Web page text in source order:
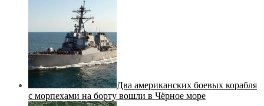
Два американских боевых корабля
с морпехами на борту вошли в Чёрное море